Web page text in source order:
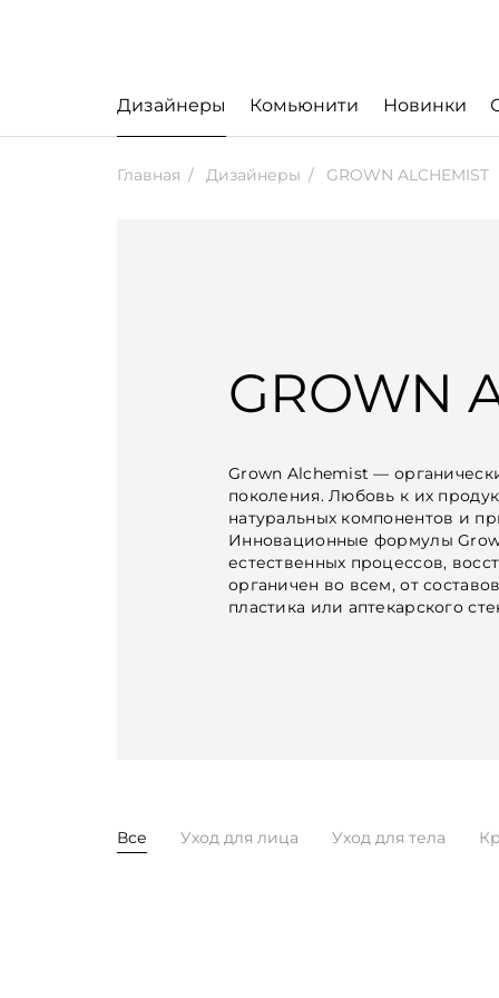
Дизайнеры Комьюнити Новинки
Главная Дизайнеры GROWN ALCHEMIST
GROWN
Grown Alchemist —
поколения. Любовь к их
натуральных компонентов и
Инновационные формулы
естественных процессов,
органичен во всем, от
пластика или аптекарского
Все Уход для лица Уход для тела